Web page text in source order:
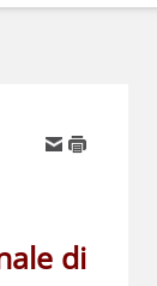
di